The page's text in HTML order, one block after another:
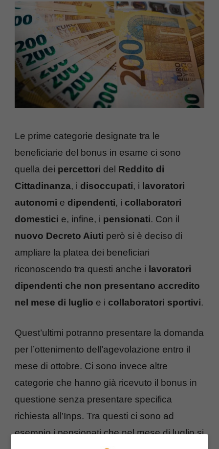
Le prime categorie designate tra le
beneficiarie del bonus in esame ci sono
quella dei percettori del Reddito di
Cittadinanza, i disoccupati, i lavoratori
autonomi e dipendenti, i collaboratori
domestici e, infine, i pensionati. Con il
nuovo Decreto Aiuti però si è deciso di
ampliare la platea dei beneficiari
riconoscendo tra questi anche i lavoratori
dipendenti che non presentano accredito
nel mese di luglio e i collaboratori sportivi.
Quest’ultimi potranno presentare la domanda
per l’ottenimento dell’agevolazione entro il
mese di ottobre. Ci sono invece altre
categorie che hanno già ricevuto il bonus in
questione senza presentare specifica
richiesta all’Inps. Tra questi ci sono ad
esempio i pensionati che nel mese di luglio si